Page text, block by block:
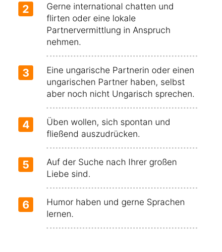
2
Gerne international chatten und
flirten oder eine lokale
Partnervermittlung in Anspruch
nehmen.
3
Eine ungarische Partnerin oder einen
ungarischen Partner haben, selbst
aber noch nicht Ungarisch sprechen.
4
Üben wollen, sich spontan und
fließend auszudrücken.
5
Auf der Suche nach Ihrer großen
Liebe sind.
6
Humor haben und gerne Sprachen
lernen.